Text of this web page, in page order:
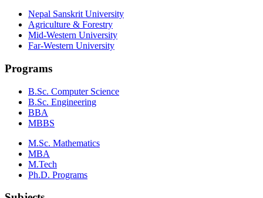
Nepal Sanskrit University
Agriculture & Forestry
Mid-Western University
Far-Western University
Programs
B.Sc. Computer Science
B.Sc. Engineering
BBA
MBBS
M.Sc. Mathematics
MBA
M.Tech
Ph.D. Programs